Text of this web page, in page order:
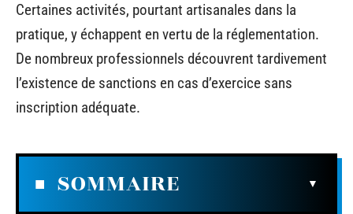
Certaines activités, pourtant artisanales dans la
pratique, y échappent en vertu de la réglementation.
De nombreux professionnels découvrent tardivement
l’existence de sanctions en cas d’exercice sans
inscription adéquate.
SOMMAIRE